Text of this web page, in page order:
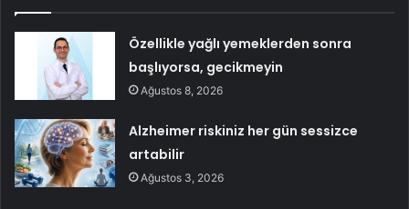
Özellikle yağlı yemeklerden sonra
başlıyorsa, gecikmeyin
Ağustos 8, 2026
Alzheimer riskiniz her gün sessizce
artabilir
Ağustos 3, 2026